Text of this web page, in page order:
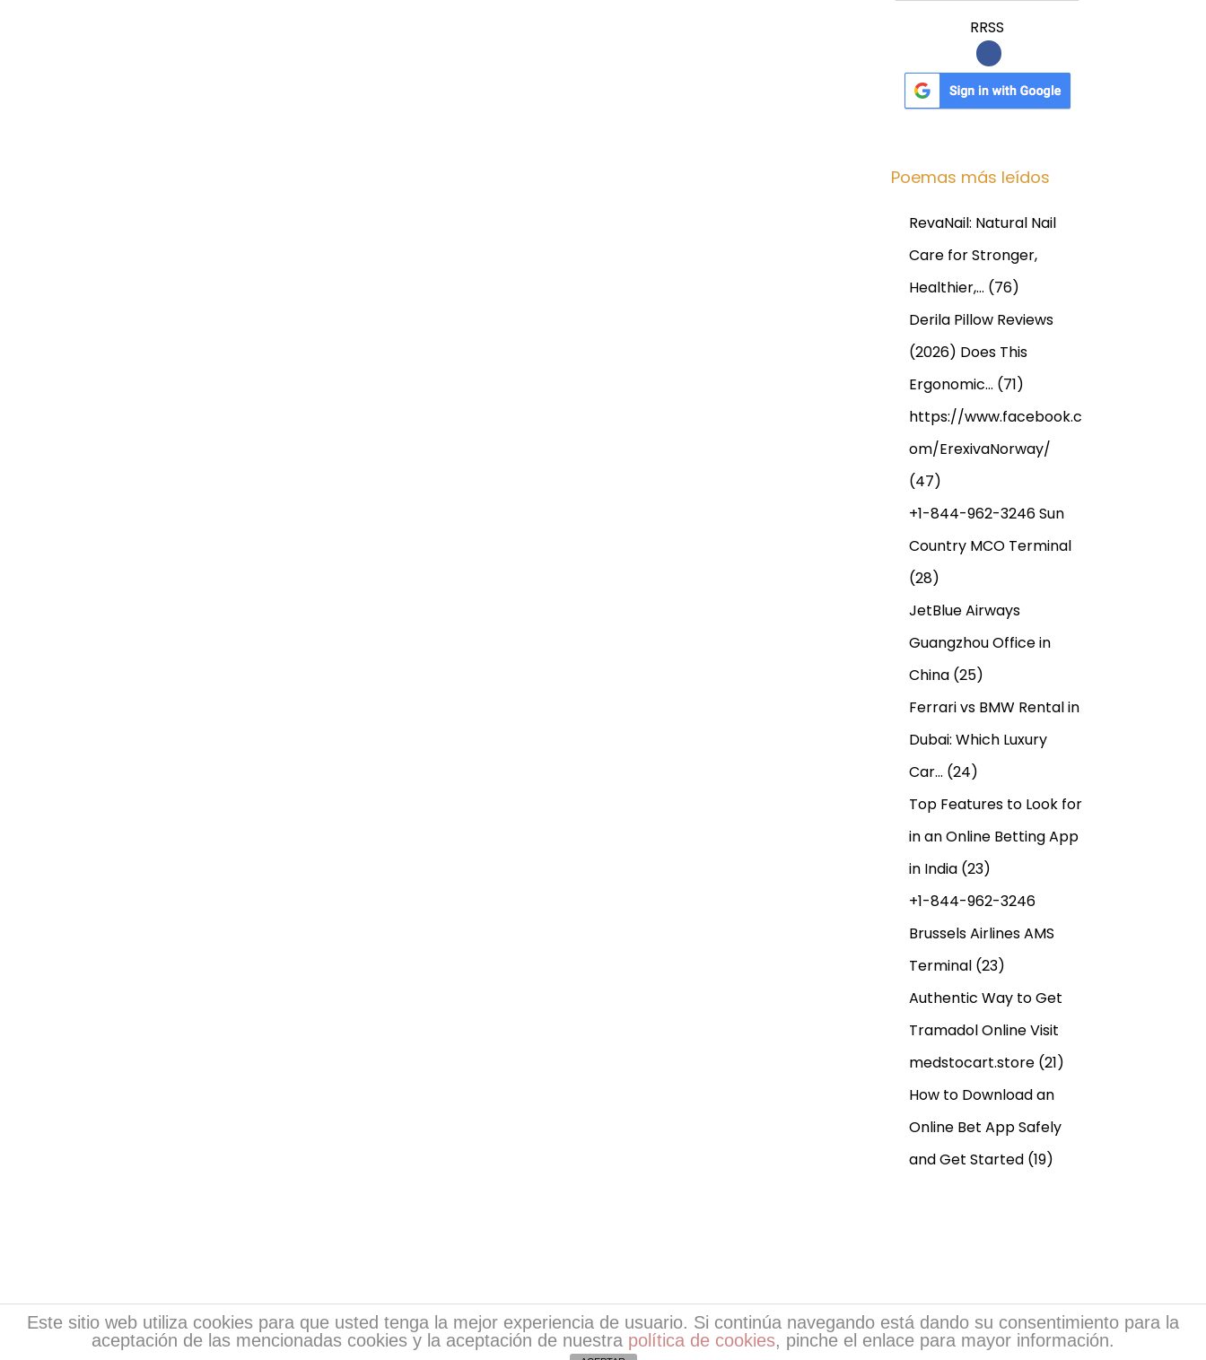
RRSS
Poemas más leídos
RevaNail: Natural Nail
Care for Stronger,
Healthier,… (76)
Derila Pillow Reviews
(2026) Does This
Ergonomic… (71)
https://www.facebook.c
om/ErexivaNorway/
(47)
+1-844-962-3246 Sun
Country MCO Terminal
(28)
JetBlue Airways
Guangzhou Office in
China (25)
Ferrari vs BMW Rental in
Dubai: Which Luxury
Car… (24)
Top Features to Look for
in an Online Betting App
in India (23)
+1-844-962-3246
Brussels Airlines AMS
Terminal (23)
Authentic Way to Get
Tramadol Online Visit
medstocart.store (21)
How to Download an
Online Bet App Safely
and Get Started (19)
Copyright © 2026Escritores de EsPoesía| Desarrollo de EsPoesia.com
Este sitio web utiliza cookies para que usted tenga la mejor experiencia de usuario. Si continúa navegando está dando su consentimiento para la
aceptación de las mencionadas cookies y la aceptación de nuestra política de cookies, pinche el enlace para mayor información.